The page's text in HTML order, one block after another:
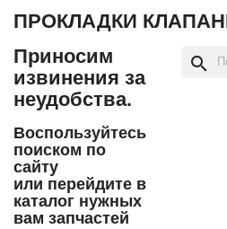
ПРОКЛАДКИ
Приносим
извинения за
неудобства.
Воспользуйтесь
поиском по
сайту
или перейдите в
каталог нужных
вам запчастей
search